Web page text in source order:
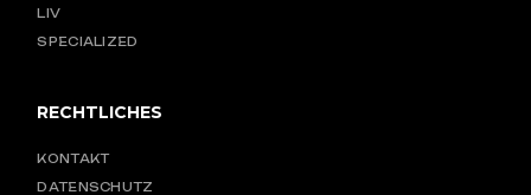
LIV
SPECIALIZED
RECHTLICHES
KONTAKT
DATENSCHUTZ